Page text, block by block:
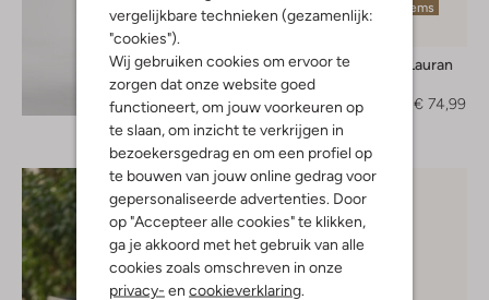
vergelijkbare technieken (gezamenlijk:
"cookies").
Wij gebruiken cookies om ervoor te
zorgen dat onze website goed
functioneert, om jouw voorkeuren op
te slaan, om inzicht te verkrijgen in
bezoekersgedrag en om een profiel op
te bouwen van jouw online gedrag voor
gepersonaliseerde advertenties. Door
op "Accepteer alle cookies" te klikken,
ga je akkoord met het gebruik van alle
cookies zoals omschreven in onze
privacy- en cookieverklaring.
Ontdek de look
Laatste items
Stefano Lauran
€ 149,95
€ 74,99